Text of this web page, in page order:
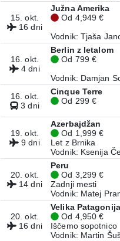
15. okt.
16 dni
Južna Amerika
Od 4,949 €
Vodnik: Tjaša
16. okt.
4 dni
Berlin z letalom
Od 799 €
Vodnik: Damjan
16. okt.
3 dni
Cinque Terre
Od 299 €
19. okt.
9 dni
Azerbajdžan
Od 1,999 €
Let z Brnika
Vodnik: Ksenija
20. okt.
14 dni
Peru
Od 3,299 €
Zadnji mesti
Vodnik: Matej
20. okt.
16 dni
Velika
Od 4,950 €
Iščemo sopotnico
Vodnik: Martin